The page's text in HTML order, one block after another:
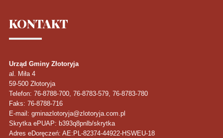
KONTAKT
Urząd Gminy Złotoryja
al. Miła 4
59-500 Złotoryja
Telefon: 76-8788-700, 76-8783-579, 76-8783-780
Faks: 76-8788-716
E-mail: gminazlotoryja@zlotoryja.com.pl
Skrytka ePUAP: b393q8pnlb/skrytka
Adres eDoręczeń: AE:PL-82374-44922-HSWEU-18